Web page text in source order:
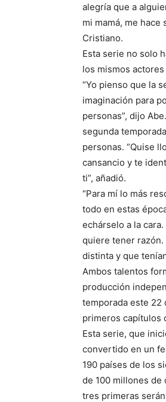
alegría que a
mi mamá, me
Cristiano.
Esta serie no solo
los mismos
“Yo pienso que la
imaginación para
personas”, dijo
segunda
personas. “Quise
cansancio y te
ti”, añadió.
“Para mí lo más
todo en estas
echárselo a la
quiere tener
distinta y que
Ambos talentos
producción
temporada este 22
primeros capítulos
Esta serie, que
convertido en un
190 países de los
de 100 millones de
tres primeras